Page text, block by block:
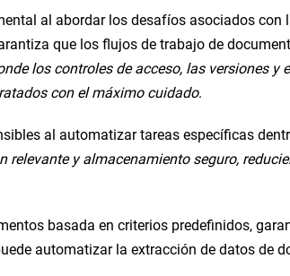
al abordar los desafíos asociados
que los flujos de trabajo de
los controles de acceso, las versiones
con el máximo cuidado.
al automatizar tareas específicas
y almacenamiento seguro,
basada en criterios predefinidos,
automatizar la extracción de datos de